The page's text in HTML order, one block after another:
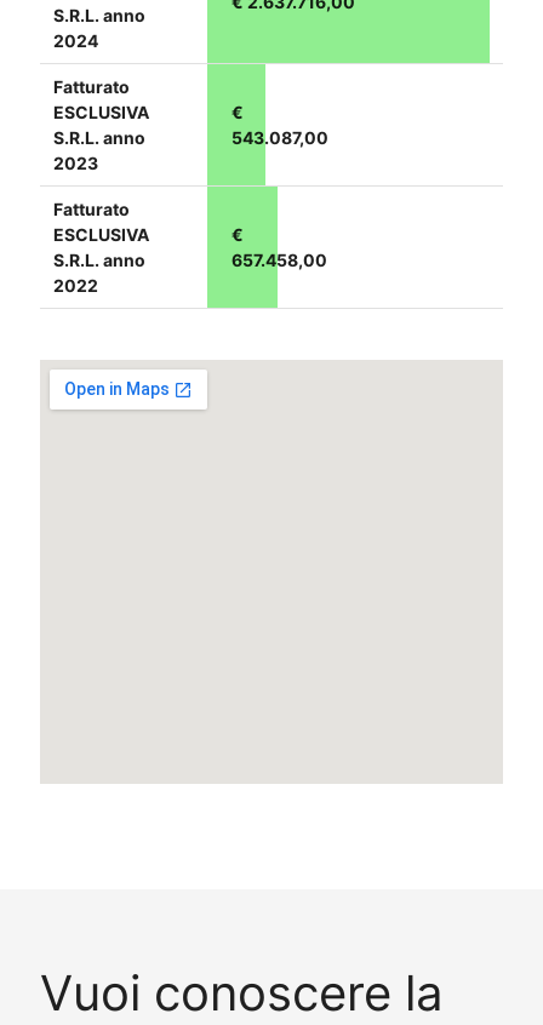
S.R.L. anno
2024
Fatturato
ESCLUSIVA
S.R.L. anno
2023
€
543.087,00
Fatturato
ESCLUSIVA
S.R.L. anno
2022
€
657.458,00
Vuoi conoscere la